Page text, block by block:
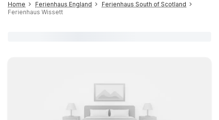
Home Ferienhaus England
Ferienhaus South of Scotland
Ferienhaus Wissett